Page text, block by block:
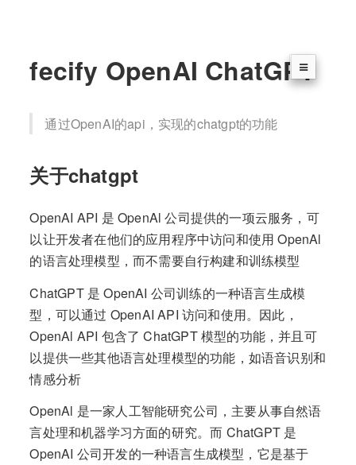
fecify OpenAI ChatGPT
通过OpenAI的api，实现的chatgpt的功能
关于chatgpt
OpenAI API 是 OpenAl 公司提供的一项云服务，可
以让开发者在他们的应用程序中访问和使用 OpenAl
的语言处理模型，而不需要自行构建和训练模型
ChatGPT 是 OpenAI 公司训练的一种语言生成模
型，可以通过 OpenAI API 访问和使用。因此，
OpenAl API 包含了 ChatGPT 模型的功能，并且可
以提供一些其他语言处理模型的功能，如语音识别和
情感分析
OpenAl 是一家人工智能研究公司，主要从事自然语
言处理和机器学习方面的研究。而 ChatGPT 是
OpenAI 公司开发的一种语言生成模型，它是基于